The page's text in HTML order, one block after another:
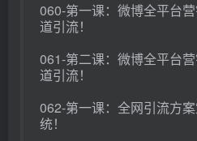
060-第一课：微博全平台
道引流！
061-第二课：微博全平台
道引流！
062-第一课：全网引流方
统！